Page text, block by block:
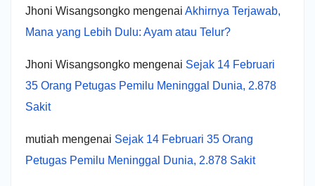
Jhoni Wisangsongko mengenai Akhirnya Terjawab,
Mana yang Lebih Dulu: Ayam atau Telur?
Jhoni Wisangsongko mengenai Sejak 14 Februari
35 Orang Petugas Pemilu Meninggal Dunia, 2.878
Sakit
mutiah mengenai Sejak 14 Februari 35 Orang
Petugas Pemilu Meninggal Dunia, 2.878 Sakit